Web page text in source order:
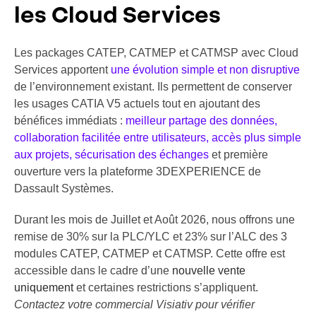
les Cloud Services
Les packages CATEP, CATMEP et CATMSP avec Cloud
Services apportent une évolution simple et non disruptive
de l’environnement existant. Ils permettent de conserver
les usages CATIA V5 actuels tout en ajoutant des
bénéfices immédiats : meilleur partage des données,
collaboration facilitée entre utilisateurs, accès plus simple
aux projets, sécurisation des échanges et première
ouverture vers la plateforme 3DEXPERIENCE de
Dassault Systèmes.
Durant les mois de Juillet et Août 2026, nous offrons une
remise de 30% sur la PLC/YLC et 23% sur l’ALC des 3
modules CATEP, CATMEP et CATMSP. Cette offre est
accessible dans le cadre d’une nouvelle vente
uniquementet certaines restrictions s’appliquent.
Contactez votre commercial Visiativ pour vérifier